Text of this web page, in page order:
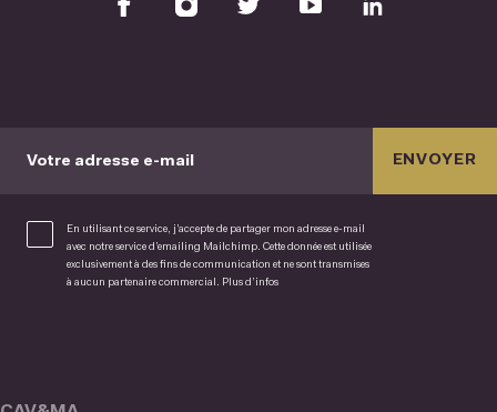
Votre adresse e-mail
En utilisant ce service, j’accepte de partager mon adresse e-mail
avec notre service d’emailing Mailchimp. Cette donnée est utilisée
exclusivement à des fins de communication et ne sont transmises
à aucun partenaire commercial. Plus d’infos
ENVOYER